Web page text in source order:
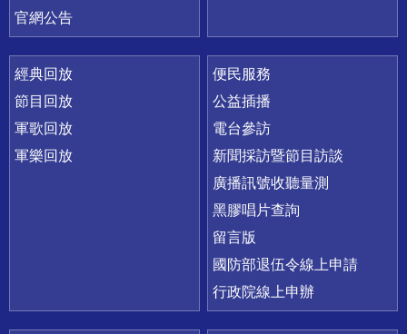
官網公告
經典回放
節目回放
軍歌回放
軍樂回放
便民服務
公益插播
電台參訪
新聞採訪暨節目訪談
廣播訊號收聽量測
黑膠唱片查詢
留言版
國防部退伍令線上申請
行政院線上申辦